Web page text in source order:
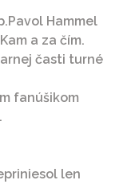
Hammel
a za čím.
časti turné
fanúšikom
len